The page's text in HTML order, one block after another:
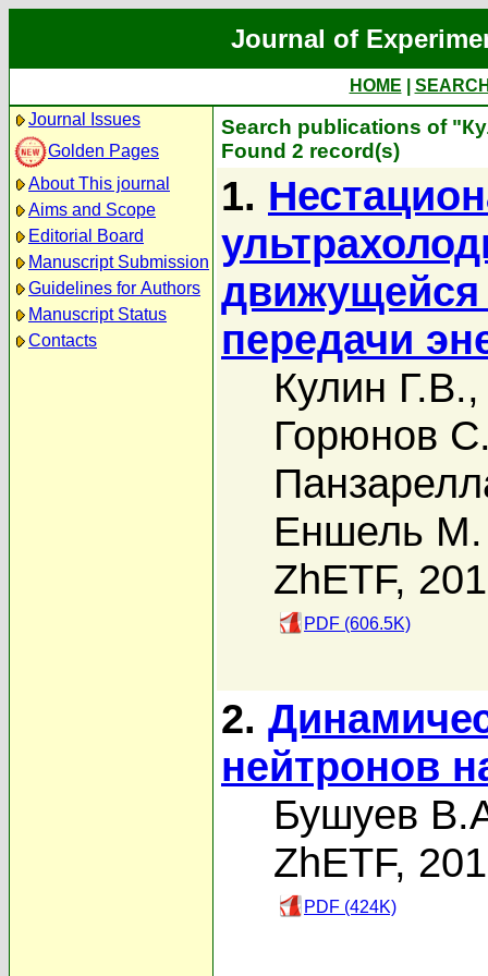
Journal of
HOME
Journal Issues
Golden Pages
About This journal
Aims and Scope
Editorial Board
Manuscript Submission
Guidelines for Authors
Manuscript Status
Contacts
Search publications of
Found 2 record(s)
1.
движущейся
передачи
Кулин Г.В.
Горюнов
Еншель М.
ZhETF,
PDF (606.5K)
2.
нейтронов
Бушуев
ZhETF,
PDF (424K)